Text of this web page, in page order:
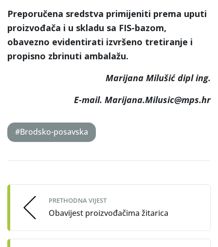
Preporučena sredstva primijeniti prema uputi
proizvođača i u skladu sa FIS-bazom,
obavezno evidentirati izvršeno tretiranje i
propisno zbrinuti ambalažu.
Marijana Milušić dipl ing.
E-mail. Marijana.Milusic@mps.hr
#Brodsko-posavska
navigation
PRETHODNA VIJEST
Obavijest proizvođačima žitarica